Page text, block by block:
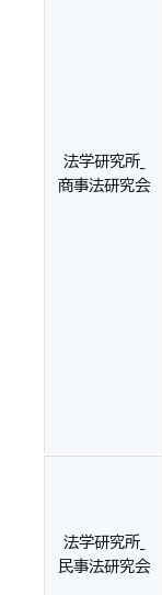
法学研究所_
商事法研究会
法学研究所_
民事法研究会